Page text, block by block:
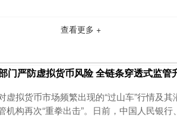
，城投非标融资有望进一步收缩。 在业
非标 “专属融资通道”，同时强化 “穿透监
查看更多 +
门严防虚拟货币风险 全链条穿透式监管
虚拟货币市场频繁出现的“过山车”行情及
机构再次“重拳出击”。日前，中国人民银